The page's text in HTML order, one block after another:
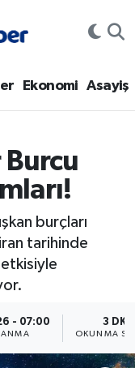
Ekonomi Asayiş
burçları
tarihinde
- 07:00 3 DK
OKUNMA
Haritası